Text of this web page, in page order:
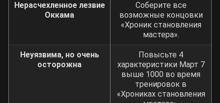
Нерасчехленное лезвие
Оккама
Соберите все
возможные концовки
«Хроник становления
мастера».
Неуязвима, но очень
осторожна
Повысьте 4
характеристики Март 7
выше 1000 во время
тренировок в
«Хрониках становления